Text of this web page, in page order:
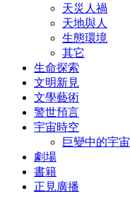
天災人禍
天地與人
生態環境
其它
生命探索
文明新見
文學藝術
警世預言
宇宙時空
巨變中的宇宙
劇場
書籍
正見廣播